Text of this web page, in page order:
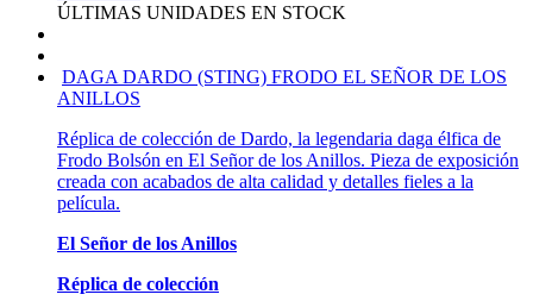
ÚLTIMAS UNIDADES EN STOCK
DAGA DARDO (STING) FRODO EL SEÑOR DE LOS
ANILLOS
Réplica de colección de Dardo, la legendaria daga élfica de
Frodo Bolsón en El Señor de los Anillos. Pieza de exposición
creada con acabados de alta calidad y detalles fieles a la
película.
El Señor de los Anillos
Réplica de colección